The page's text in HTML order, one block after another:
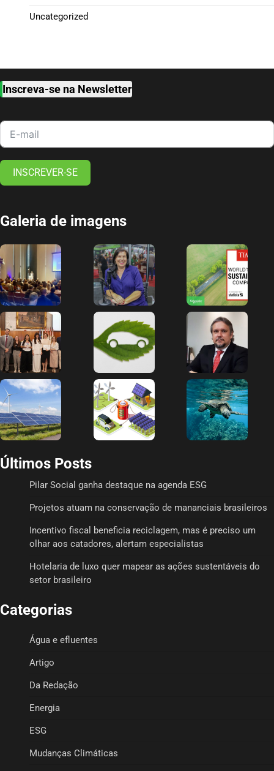
Uncategorized
Inscreva-se na Newsletter
INSCREVER-SE
Galeria de imagens
Últimos Posts
Pilar Social ganha destaque na agenda ESG
Projetos atuam na conservação de mananciais brasileiros
Incentivo fiscal beneficia reciclagem, mas é preciso um
olhar aos catadores, alertam especialistas
Hotelaria de luxo quer mapear as ações sustentáveis do
setor brasileiro
Categorias
Água e efluentes
Artigo
Da Redação
Energia
ESG
Mudanças Climáticas